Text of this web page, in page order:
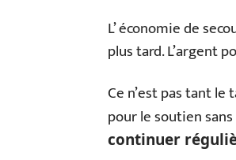
L’ économie de
plus tard. L’argent
Ce n’est pas tant
pour le soutien
continuer